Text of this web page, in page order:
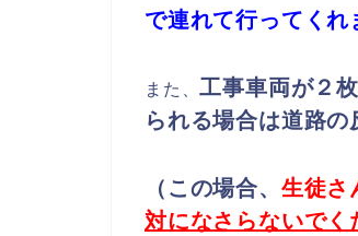
で連れて行ってくれ
また、工事車両が２
られる場合は道路の
（この場合、 生徒さ
対になさらないでく